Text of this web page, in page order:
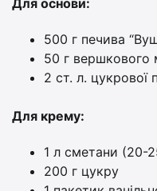
500 г печива
50 г вершкового
2 ст. л. цукрової
Для крему:
1 л сметани (20-
200 г цукру